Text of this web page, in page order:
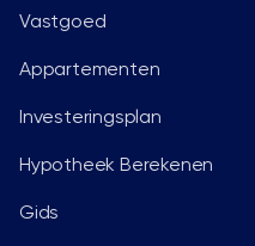
Vastgoed
Appartementen
Investeringsplan
Hypotheek Berekenen
Gids